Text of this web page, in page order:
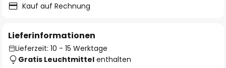
Kauf auf Rechnung
Lieferinformationen
Lieferzeit: 10 - 15 Werktage
Gratis Leuchtmittel enthalten